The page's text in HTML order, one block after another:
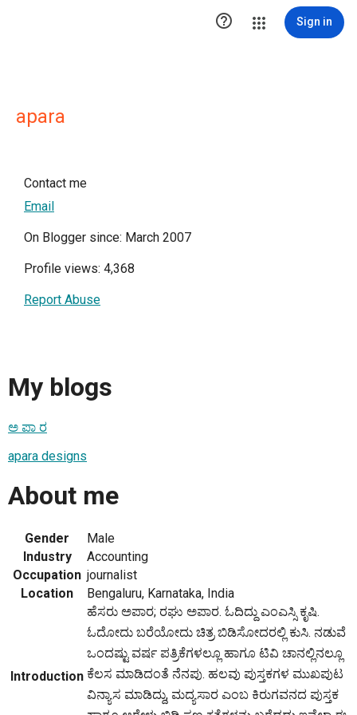
 Sign in
apara
Contact me
Email
On Blogger since: March 2007
Profile views: 4,368
Report Abuse
My blogs
ಅ ಪಾ ರ
apara designs
About me
Gender
Male
Industry
Accounting
Occupation journalist
Location
Bengaluru, Karnataka, India
Introduction
ಹೆಸರು ಅಪಾರ; ರಘು ಅಪಾರ. ಓದಿದ್ದು ಎಂಎಸ್ಸಿ ಕೃಷಿ.
ಓದೋದು ಬರೆಯೋದು ಚಿತ್ರ ಬಿಡಿಸೋದರಲ್ಲಿ ಕುಸಿ. ನಡುವೆ
ಒಂದಷ್ಟು ವರ್ಷ ಪತ್ರಿಕೆಗಳಲ್ಲೂ ಹಾಗೂ ಟಿವಿ ಚಾನಲ್ಲಿನಲ್ಲೂ
ಕೆಲಸ ಮಾಡಿದಂತೆ ನೆನಪು. ಹಲವು ಪುಸ್ತಕಗಳ ಮುಖಪುಟ
ವಿನ್ಯಾಸ ಮಾಡಿದ್ದು, ಮದ್ಯಸಾರ ಎಂಬ ಕಿರುಗವನದ ಪುಸ್ತಕ